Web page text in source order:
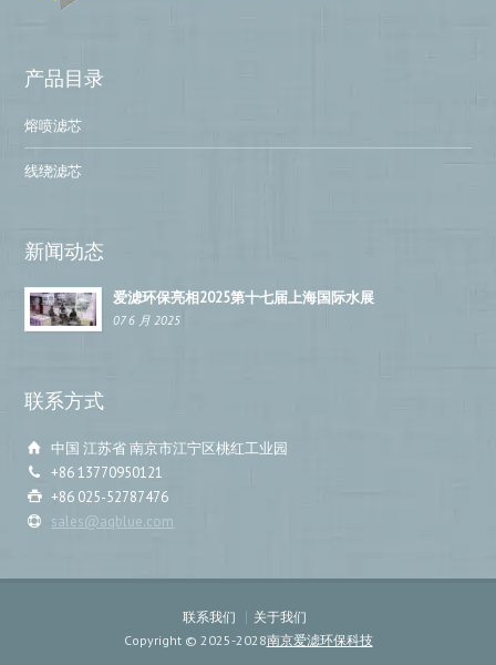
产品目录
熔喷滤芯
线绕滤芯
新闻动态
爱滤环保亮相2025第十七届上海国际水展
07 6 月 2025
联系方式
中国 江苏省 南京市江宁区桃红工业园
+86 13770950121
+86 025-52787476
sales@aqblue.com
联系我们
关于我们
Copyright © 2025-2028南京爱滤环保科技